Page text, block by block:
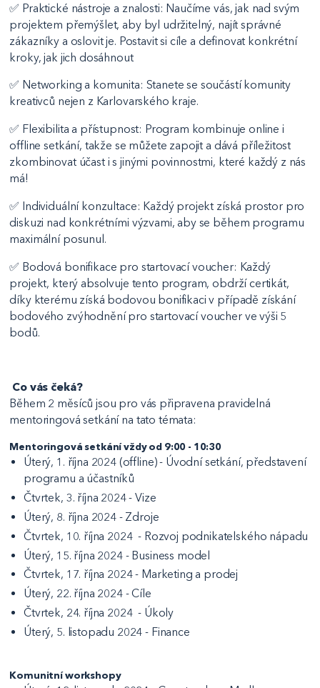
✅ Praktické nástroje a znalosti: Naučíme vás, jak nad svým
projektem přemýšlet, aby byl udržitelný, najít správné
zákazníky a oslovit je. Postavit si cíle a definovat konkrétní
kroky, jak jich dosáhnout
✅ Networking a komunita: Stanete se součástí komunity
kreativců nejen z Karlovarského kraje.
✅ Flexibilita a přístupnost: Program kombinuje online i
offline setkání, takže se můžete zapojit a dává příležitost
zkombinovat účast i s jinými povinnostmi, které každý z nás
má!
✅ Individuální konzultace: Každý projekt získá prostor pro
diskuzi nad konkrétními výzvami, aby se během programu
maximální posunul.
✅ Bodová bonifikace pro startovací voucher: Každý
projekt, který absolvuje tento program, obdrží certikát,
díky kterému získá bodovou bonifikaci v případě získání
bodového zvýhodnění pro startovací voucher ve výši 5
bodů.
Co vás čeká?
Během 2 měsíců jsou pro vás připravena pravidelná
mentoringová setkání na tato témata:
Mentoringová setkání vždy od 9:00 - 10:30
Úterý, 1. října 2024 (offline) - Úvodní setkání, představení
programu a účastníků
Čtvrtek, 3. října 2024 - Vize
Úterý, 8. října 2024 - Zdroje
Čtvrtek, 10. října 2024 - Rozvoj podnikatelského nápadu
Úterý, 15. října 2024 - Business model
Čtvrtek, 17. října 2024 - Marketing a prodej
Úterý, 22. října 2024 - Cíle
Čtvrtek, 24. října 2024 - Úkoly
Úterý, 5. listopadu 2024 - Finance
Komunitní workshopy